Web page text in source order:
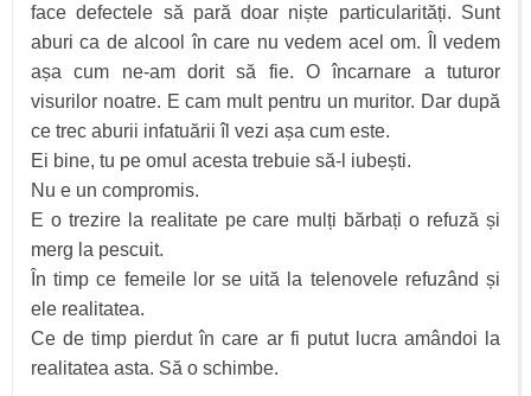
face defectele să pară doar niște particularități. Sunt
aburi ca de alcool în care nu vedem acel om. Îl vedem
așa cum ne-am dorit să fie. O încarnare a tuturor
visurilor noatre. E cam mult pentru un muritor. Dar după
ce trec aburii infatuării îl vezi așa cum este.
Ei bine, tu pe omul acesta trebuie să-l iubești.
Nu e un compromis.
E o trezire la realitate pe care mulți bărbați o refuză și
merg la pescuit.
În timp ce femeile lor se uită la telenovele refuzând și
ele realitatea.
Ce de timp pierdut în care ar fi putut lucra amândoi la
realitatea asta. Să o schimbe.